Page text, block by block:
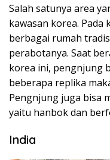
Salah satunya area
kawasan korea. Pada
berbagai rumah
perabotanya. Saat
korea ini, pengnjung
beberapa replika
Pengnjung juga bisa
yaitu hanbok dan
India